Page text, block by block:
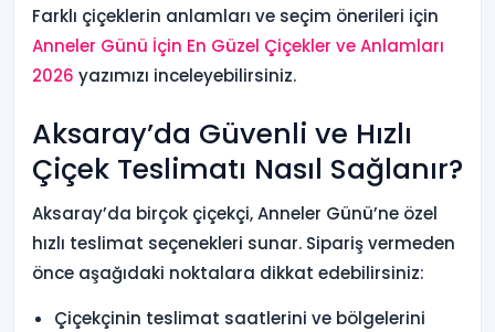
Farklı çiçeklerin anlamları ve seçim önerileri için
Anneler Günü İçin En Güzel Çiçekler ve Anlamları
2026 yazımızı inceleyebilirsiniz.
Aksaray’da Güvenli ve Hızlı
Çiçek Teslimatı Nasıl Sağlanır?
Aksaray’da birçok çiçekçi, Anneler Günü’ne özel
hızlı teslimat seçenekleri sunar. Sipariş vermeden
önce aşağıdaki noktalara dikkat edebilirsiniz:
Çiçekçinin teslimat saatlerini ve bölgelerini